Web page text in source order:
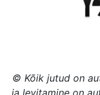
© Kõik jutud on
ja levitamine on